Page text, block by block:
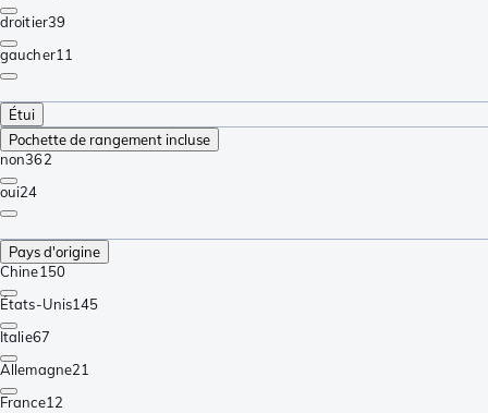
droitier39
gaucher11
Étui
Pochette de rangement incluse
non362
oui24
Pays d'origine
Chine150
États-Unis145
Italie67
Allemagne21
France12